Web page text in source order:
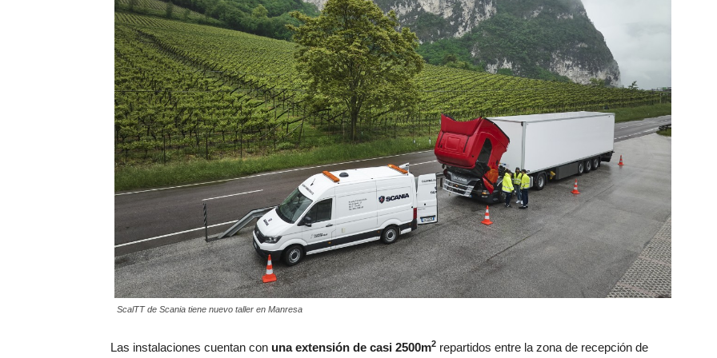
ScalTT de Scania tiene nuevo taller en Manresa
Las instalaciones cuentan con una extensión de casi 2500m2 repartidos entre la zona de recepción de